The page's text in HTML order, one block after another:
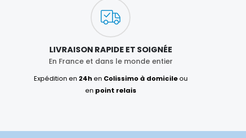
LIVRAISON RAPIDE ET SOIGNÉE
En France et dans le monde entier
Expédition en 24hen Colissimo à domicileou
en point relais